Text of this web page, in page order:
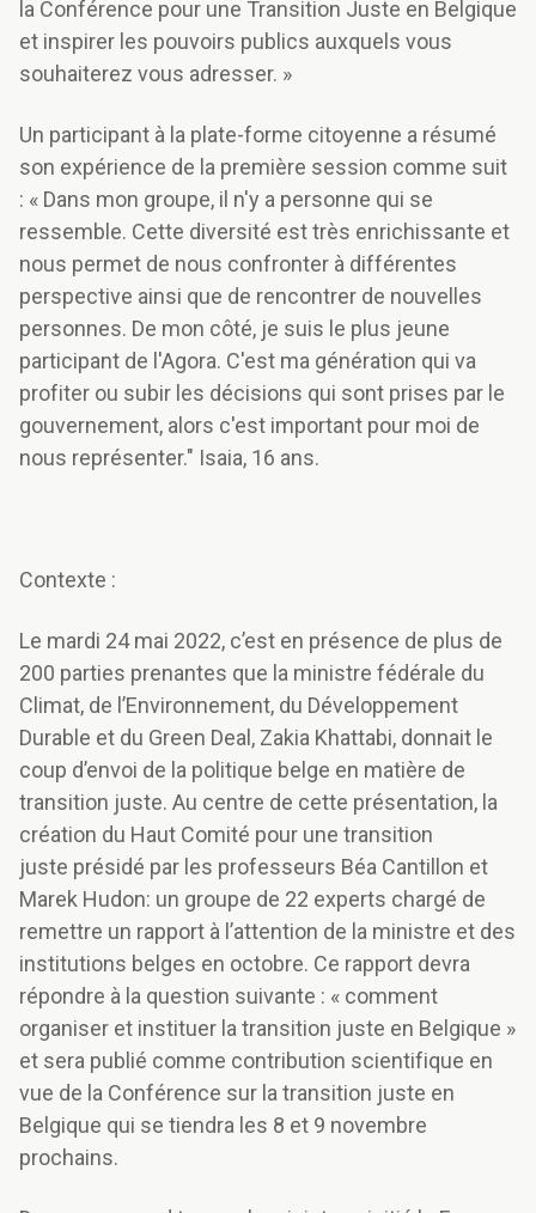
la Conférence pour une Transition Juste en Belgique
et inspirer les pouvoirs publics auxquels vous
souhaiterez vous adresser. »
Un participant à la plate-forme citoyenne a résumé
son expérience de la première session comme suit
: « Dans mon groupe, il n'y a personne qui se
ressemble. Cette diversité est très enrichissante et
nous permet de nous confronter à différentes
perspective ainsi que de rencontrer de nouvelles
personnes. De mon côté, je suis le plus jeune
participant de l'Agora. C'est ma génération qui va
profiter ou subir les décisions qui sont prises par le
gouvernement, alors c'est important pour moi de
nous représenter." Isaia, 16 ans.
Contexte :
Le mardi 24 mai 2022, c’est en présence de plus de
200 parties prenantes que la ministre fédérale du
Climat, de l’Environnement, du Développement
Durable et du Green Deal, Zakia Khattabi, donnait le
coup d’envoi de la politique belge en matière de
transition juste. Au centre de cette présentation, la
création du Haut Comité pour une transition
juste présidé par les professeurs Béa Cantillon et
Marek Hudon: un groupe de 22 experts chargé de
remettre un rapport à l’attention de la ministre et des
institutions belges en octobre. Ce rapport devra
répondre à la question suivante : « comment
organiser et instituer la transition juste en Belgique »
et sera publié comme contribution scientifique en
vue de la Conférence sur la transition juste en
Belgique qui se tiendra les 8 et 9 novembre
prochains.